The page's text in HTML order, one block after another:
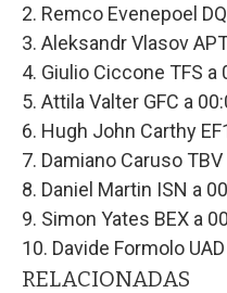
2. Remco Evenepoel
3. Aleksandr Vlasov
4. Giulio Ciccone TFS a
5. Attila Valter GFC a
6. Hugh John Carthy
7. Damiano Caruso
8. Daniel Martin ISN a
9. Simon Yates BEX a
10. Davide Formolo
RELACIONADAS